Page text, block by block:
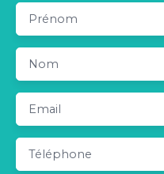
Prénom
Nom
Email
Téléphone